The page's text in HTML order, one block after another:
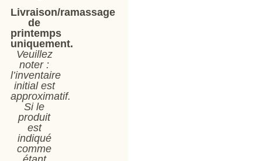
Livraison/ramassage
de
printemps
uniquement.
Veuillez
noter :
l’inventaire
initial est
approximatif.
Si le
produit
est
indiqué
comme